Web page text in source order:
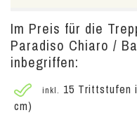
Im Preis für die
Paradiso Chiaro /
inbegriffen:
inkl. 15 Trittstufen
cm)